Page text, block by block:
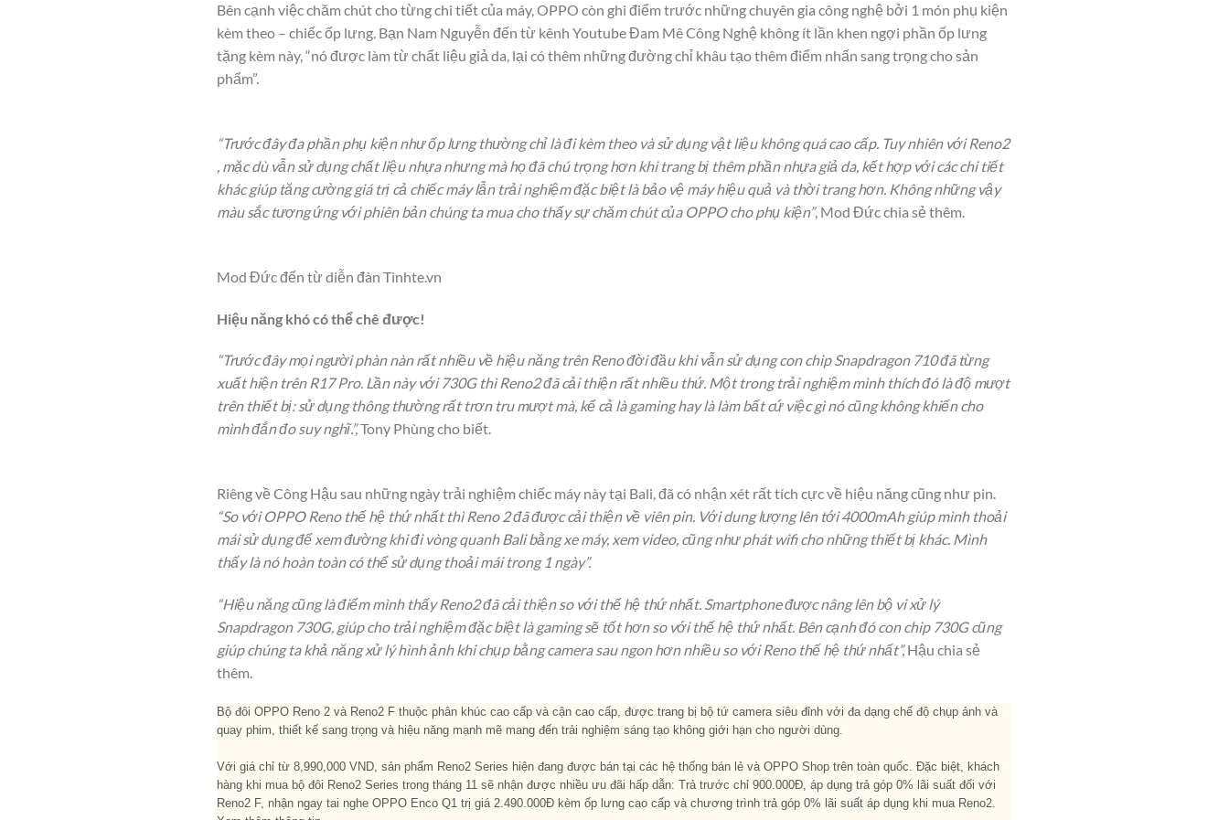
Bên cạnh việc chăm chút cho từng chi tiết của máy, OPPO còn ghi điểm trước những chuyên gia công nghệ bởi 1 món phụ kiện
kèm theo – chiếc ốp lưng. Bạn Nam Nguyễn đến từ kênh Youtube Đam Mê Công Nghệ không ít lần khen ngợi phần ốp lưng
tặng kèm này, “nó được làm từ chất liệu giả da, lại có thêm những đường chỉ khâu tạo thêm điểm nhấn sang trọng cho sản
phẩm”.
“Trước đây đa phần phụ kiện như ốp lưng thường chỉ là đi kèm theo và sử dụng vật liệu không quá cao cấp. Tuy nhiên với Reno2
, mặc dù vẫn sử dụng chất liệu nhựa nhưng mà họ đã chú trọng hơn khi trang bị thêm phần nhựa giả da, kết hợp với các chi tiết
khác giúp tăng cường giá trị cả chiếc máy lẫn trải nghiệm đặc biệt là bảo vệ máy hiệu quả và thời trang hơn. Không những vậy
màu sắc tương ứng với phiên bản chúng ta mua cho thấy sự chăm chút của OPPO cho phụ kiện”, Mod Đức chia sẻ thêm.
Mod Đức đến từ diễn đàn Tinhte.vn
Hiệu năng khó có thể chê được!
“Trước đây mọi người phàn nàn rất nhiều về hiệu năng trên Reno đời đầu khi vẫn sử dụng con chip Snapdragon 710 đã từng
xuất hiện trên R17 Pro. Lần này với 730G thì Reno2 đã cải thiện rất nhiều thứ. Một trong trải nghiệm mình thích đó là độ mượt
trên thiết bị: sử dụng thông thường rất trơn tru mượt mà, kể cả là gaming hay là làm bất cứ việc gì nó cũng không khiến cho
mình đắn đo suy nghĩ.”,Tony Phùng cho biết.
Riêng về Công Hậu sau những ngày trải nghiệm chiếc máy này tại Bali, đã có nhận xét rất tích cực về hiệu năng cũng như pin.
“So với OPPO Reno thế hệ thứ nhất thì Reno 2 đã được cải thiện về viên pin. Với dung lượng lên tới 4000mAh giúp mình thoải
mái sử dụng để xem đường khi đi vòng quanh Bali bằng xe máy, xem video, cũng như phát wifi cho những thiết bị khác. Mình
thấy là nó hoàn toàn có thể sử dụng thoải mái trong 1 ngày”.
“Hiệu năng cũng là điểm mình thấy Reno2 đã cải thiện so với thế hệ thứ nhất. Smartphone được nâng lên bộ vi xử lý
Snapdragon 730G, giúp cho trải nghiệm đặc biệt là gaming sẽ tốt hơn so với thế hệ thứ nhất. Bên cạnh đó con chip 730G cũng
giúp chúng ta khả năng xử lý hình ảnh khi chụp bằng camera sau ngon hơn nhiều so với Reno thế hệ thứ nhất”,Hậu chia sẻ
thêm.
Bộ đôi OPPO Reno 2 và Reno2 F thuộc phân khúc cao cấp và cận cao cấp, được trang bị bộ tứ camera siêu đỉnh với đa dạng chế độ chụp ảnh và
quay phim, thiết kế sang trọng và hiệu năng mạnh mẽ mang đến trải nghiệm sáng tạo không giới hạn cho người dùng.
Với giá chỉ từ 8,990,000 VND, sản phẩm Reno2 Series hiện đang được bán tại các hệ thống bán lẻ và OPPO Shop trên toàn quốc. Đặc biệt, khách
hàng khi mua bộ đôi Reno2 Series trong tháng 11 sẽ nhận được nhiều ưu đãi hấp dẫn: Trả trước chỉ 900.000Đ, áp dụng trả góp 0% lãi suất đối với
Reno2 F, nhận ngay tai nghe OPPO Enco Q1 trị giá 2.490.000Đ kèm ốp lưng cao cấp và chương trình trả góp 0% lãi suất áp dụng khi mua Reno2.